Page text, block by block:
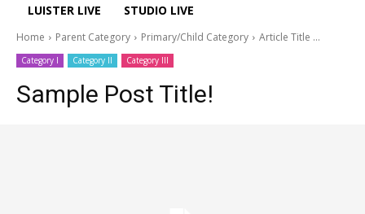
LUISTER LIVE STUDIO LIVE
Home Parent Category Primary/Child Category Article Title ...
Category I Category II Category III
Sample Post Title!